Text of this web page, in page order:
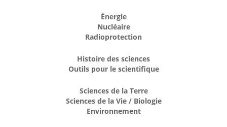
Énergie
Nucléaire
Radioprotection
Histoire des sciences
Outils pour le scientifique
Sciences de la Terre
Sciences de la Vie / Biologie
Environnement